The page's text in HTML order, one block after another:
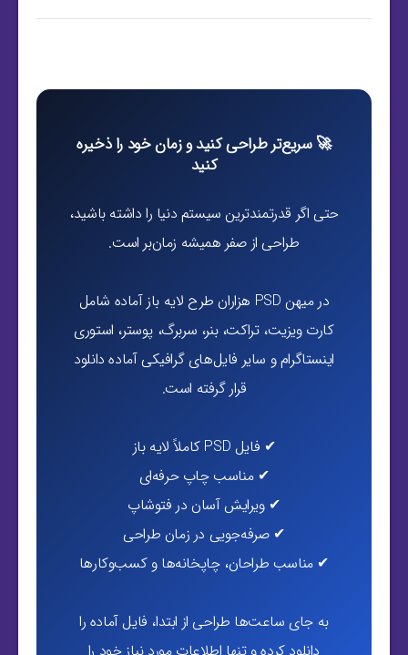
🚀 سریع‌تر طراحی کنید و زمان خود را ذخیره
کنید
حتی اگر قدرتمندترین سیستم دنیا را داشته باشید،
طراحی از صفر همیشه زمان‌بر است.
در میهن PSD هزاران طرح لایه باز آماده شامل
کارت ویزیت، تراکت، بنر، سربرگ، پوستر، استوری
اینستاگرام و سایر فایل‌های گرافیکی آماده دانلود
قرار گرفته است.
✔ فایل PSD کاملاً لایه باز
✔ مناسب چاپ حرفه‌ای
✔ ویرایش آسان در فتوشاپ
✔ صرفه‌جویی در زمان طراحی
✔ مناسب طراحان، چاپخانه‌ها و کسب‌وکارها
به جای ساعت‌ها طراحی از ابتدا، فایل آماده را